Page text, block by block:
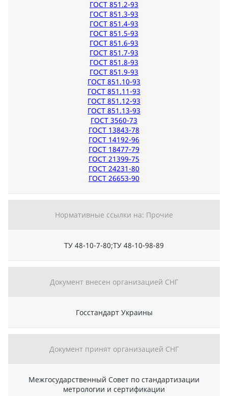
ГОСТ 851.2-93
ГОСТ 851.3-93
ГОСТ 851.4-93
ГОСТ 851.5-93
ГОСТ 851.6-93
ГОСТ 851.7-93
ГОСТ 851.8-93
ГОСТ 851.9-93
ГОСТ 851.10-93
ГОСТ 851.11-93
ГОСТ 851.12-93
ГОСТ 851.13-93
ГОСТ 3560-73
ГОСТ 13843-78
ГОСТ 14192-96
ГОСТ 18477-79
ГОСТ 21399-75
ГОСТ 24231-80
ГОСТ 26653-90
Нормативные ссылки на: Прочие
ТУ 48-10-7-80;ТУ 48-10-98-89
Документ внесен организацией СНГ
Госстандарт Украины
Документ принят организацией СНГ
Межгосударственный Совет по стандартизации
метрологии и сертификации